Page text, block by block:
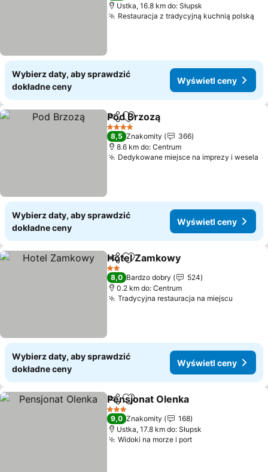
Ustka, 16.8 km do: Słupsk
Restauracja z tradycyjną kuchnią polską
Wybierz daty, aby sprawdzić
dokładne ceny
Wyświetl ceny
Udostępnij
Dodaj do ulubionych
Pod Brzozą
4 Kategoria
8,5 Znakomity
366
8.6 km do: Centrum
Dedykowane miejsce na imprezy i wesela
Wybierz daty, aby sprawdzić
dokładne ceny
Wyświetl ceny
Udostępnij
Dodaj do ulubionych
Hotel Zamkowy
2 Kategoria
8,0 Bardzo dobry
524
0.2 km do: Centrum
Tradycyjna restauracja na miejscu
Wybierz daty, aby sprawdzić
dokładne ceny
Wyświetl ceny
Udostępnij
Dodaj do ulubionych
Pensjonat Olenka
3 Kategoria
9,0 Znakomity
168
Ustka, 17.8 km do: Słupsk
Widoki na morze i port